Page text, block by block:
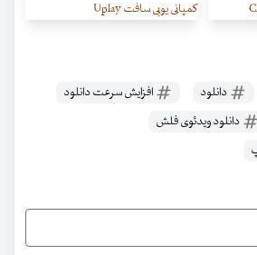
کمپانی یوبی سافت Uplay
دانلود
افزایش سرعت دانلود
دانلود ویدئوی فلش